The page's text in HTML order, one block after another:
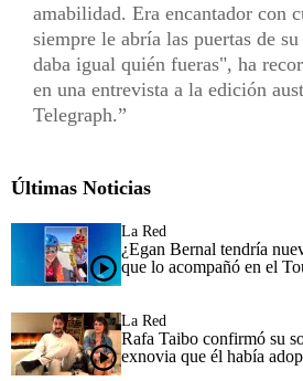
amabilidad. Era encantador con
siempre le abría las puertas de
daba igual quién fueras", ha
en una entrevista a la edición
Telegraph.
Últimas Noticias
La Red
¿Egan Bernal tendría
que lo acompañó en el
La Red
Rafa Taibo confirmó su
exnovia que él había